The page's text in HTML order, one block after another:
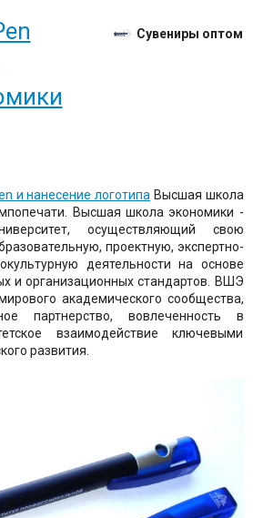
Сувениры оптом
и нанесение логотипа Высшая школа
Высшая школа экономики -
осуществляющий свою
проектную, экспертно-
деятельности на основе
и организационных стандартов. ВШЭ
академического сообщества,
партнерство, вовлеченность в
взаимодействие ключевыми
развития.